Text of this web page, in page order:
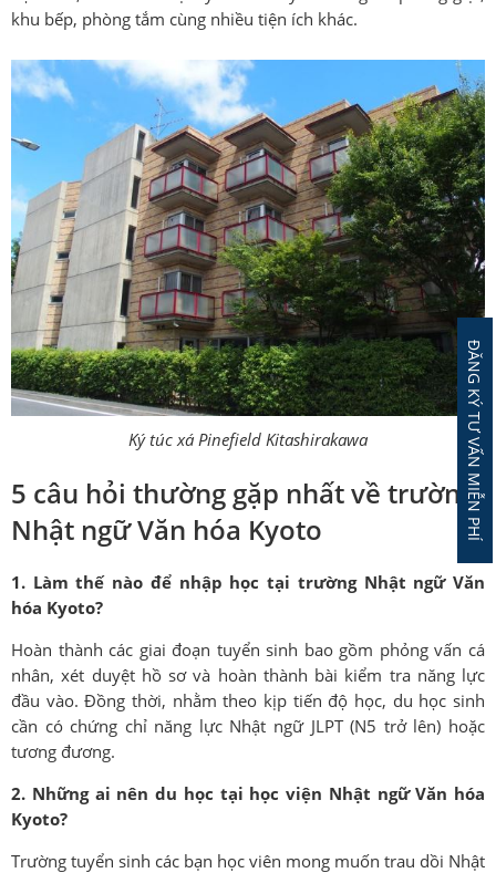
khu bếp, phòng tắm cùng nhiều tiện ích khác.
Ký túc xá Pinefield Kitashirakawa
5 câu hỏi thường gặp nhất về trường
Nhật ngữ Văn hóa Kyoto
1. Làm thế nào để nhập học tại trường Nhật ngữ Văn
hóa Kyoto?
Hoàn thành các giai đoạn tuyển sinh bao gồm phỏng vấn cá
nhân, xét duyệt hồ sơ và hoàn thành bài kiểm tra năng lực
đầu vào. Đồng thời, nhằm theo kịp tiến độ học, du học sinh
cần có chứng chỉ năng lực Nhật ngữ JLPT (N5 trở lên) hoặc
tương đương.
2. Những ai nên du học tại học viện Nhật ngữ Văn hóa
Kyoto?
Trường tuyển sinh các bạn học viên mong muốn trau dồi Nhật
ĐĂNG KÝ TƯ VẤN MIỄN PHÍ